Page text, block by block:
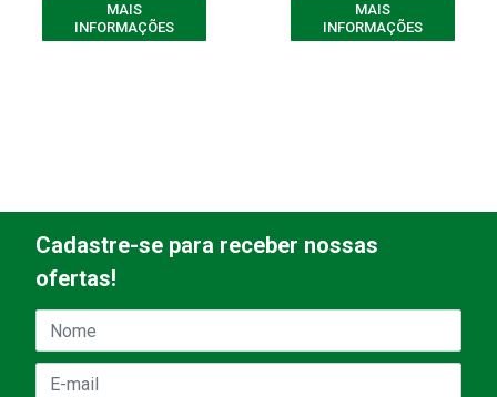
MAIS
INFORMAÇÕES
MAIS
INFORMAÇÕES
Cadastre-se para receber nossas
ofertas!